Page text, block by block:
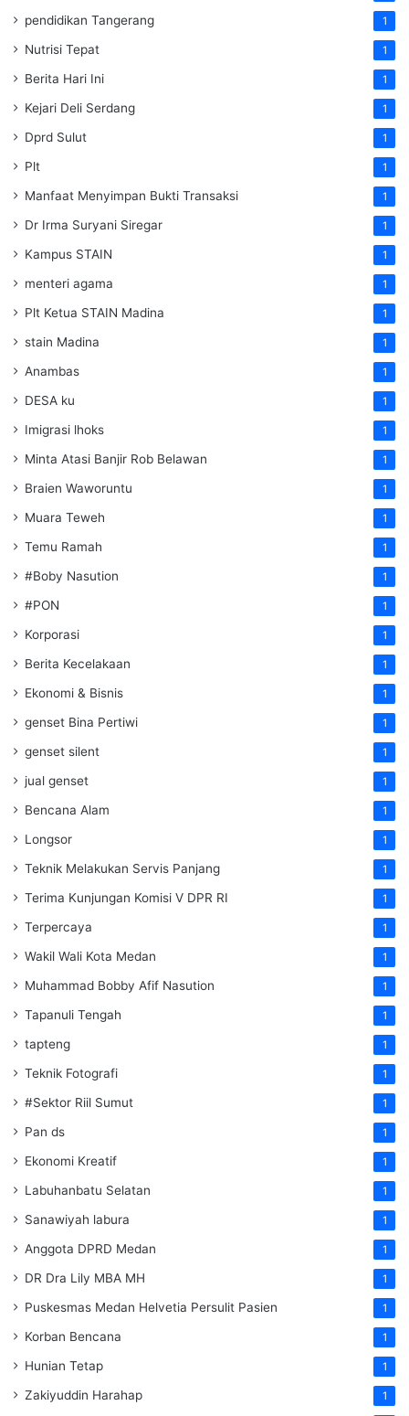
pendidikan Tangerang 1
Nutrisi Tepat 1
Berita Hari Ini 1
Kejari Deli Serdang 1
Dprd Sulut 1
Plt 1
Manfaat Menyimpan Bukti Transaksi 1
Dr Irma Suryani Siregar 1
Kampus STAIN 1
menteri agama 1
Plt Ketua STAIN Madina 1
stain Madina 1
Anambas 1
DESA ku 1
Imigrasi lhoks 1
Minta Atasi Banjir Rob Belawan 1
Braien Waworuntu 1
Muara Teweh 1
Temu Ramah 1
#Boby Nasution 1
#PON 1
Korporasi 1
Berita Kecelakaan 1
Ekonomi & Bisnis 1
genset Bina Pertiwi 1
genset silent 1
jual genset 1
Bencana Alam 1
Longsor 1
Teknik Melakukan Servis Panjang 1
Terima Kunjungan Komisi V DPR RI 1
Terpercaya 1
Wakil Wali Kota Medan 1
Muhammad Bobby Afif Nasution 1
Tapanuli Tengah 1
tapteng 1
Teknik Fotografi 1
#Sektor Riil Sumut 1
Pan ds 1
Ekonomi Kreatif 1
Labuhanbatu Selatan 1
Sanawiyah labura 1
Anggota DPRD Medan 1
DR Dra Lily MBA MH 1
Puskesmas Medan Helvetia Persulit Pasien 1
Korban Bencana 1
Hunian Tetap 1
Zakiyuddin Harahap 1